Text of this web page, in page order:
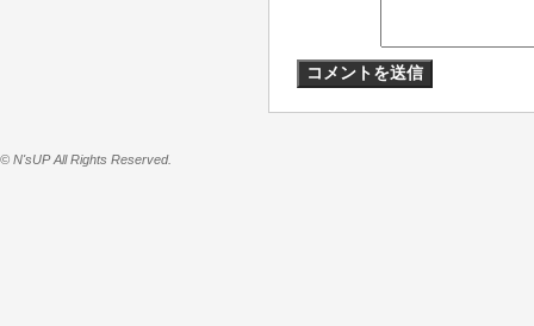
© N'sUP All Rights Reserved.